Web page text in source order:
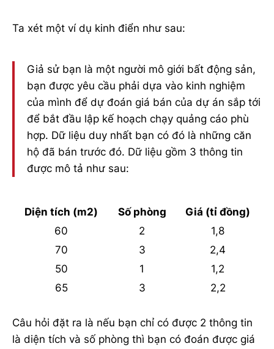
Ta xét một ví dụ kinh điển như sau:
Giả sử bạn là một người mô giới bất động sản,
bạn được yêu cầu phải dựa vào kinh nghiệm
của mình để dự đoán giá bán của dự án sắp tới
để bắt đầu lập kế hoạch chạy quảng cáo phù
hợp. Dữ liệu duy nhất bạn có đó là những căn
hộ đã bán trước đó. Dữ liệu gồm 3 thông tin
được mô tả như sau:
Diện tích (m2) Số phòng
Giá (tỉ đồng)
60
2
1,8
70
3
2,4
50
1
1,2
65
3 2,2
Câu hỏi đặt ra là nếu bạn chỉ có được 2 thông tin
là diện tích và số phòng thì bạn có đoán được giá